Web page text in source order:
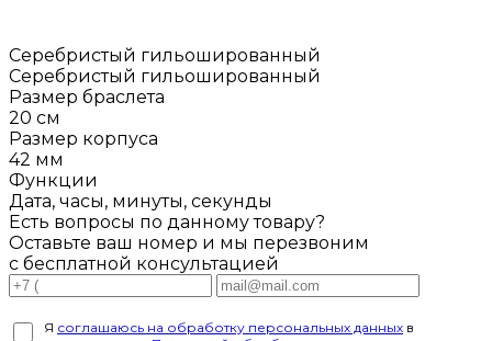
Серебристый гильошированный
Серебристый гильошированный
Размер браслета
20 см
Размер корпуса
42 мм
Функции
Дата, часы, минуты, секунды
Есть вопросы по данному товару?
Оставьте ваш номер и мы перезвоним
с бесплатной консультацией
Я соглашаюсь на обработку персональных данных в